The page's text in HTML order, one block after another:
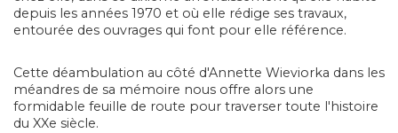
depuis les années 1970 et où elle rédige ses travaux,
entourée des ouvrages qui font pour elle référence.
Cette déambulation au côté d'Annette Wieviorka dans les
méandres de sa mémoire nous offre alors une
formidable feuille de route pour traverser toute l'histoire
du XXe siècle.